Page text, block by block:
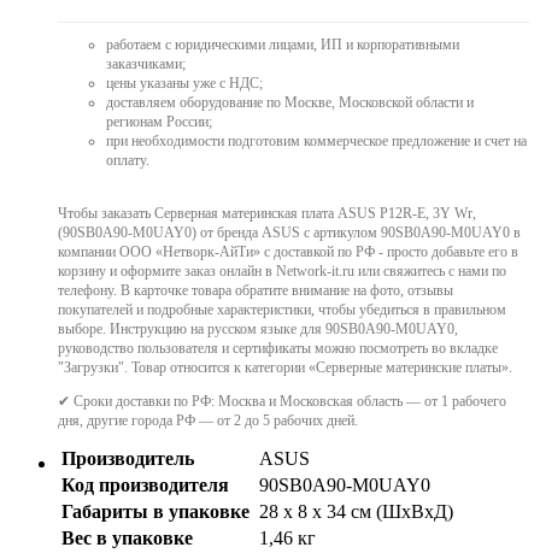
работаем с юридическими лицами, ИП и корпоративными
заказчиками;
цены указаны уже с НДС;
доставляем оборудование по Москве, Московской области и
регионам России;
при необходимости подготовим коммерческое предложение и счет на
оплату.
Чтобы заказать Серверная материнская плата ASUS P12R-E, 3Y Wr,
(90SB0A90-M0UAY0) от бренда ASUS с артикулом 90SB0A90-M0UAY0 в
компании ООО «Нетворк-АйТи» с доставкой по РФ - просто добавьте его в
корзину и оформите заказ онлайн в Network-it.ru или свяжитесь с нами по
телефону. В карточке товара обратите внимание на фото, отзывы
покупателей и подробные характеристики, чтобы убедиться в правильном
выборе. Инструкцию на русском языке для 90SB0A90-M0UAY0,
руководство пользователя и сертификаты можно посмотреть во вкладке
"Загрузки". Товар относится к категории «Серверные материнские платы».
✔ Сроки доставки по РФ: Москва и Московская область — от 1 рабочего
дня, другие города РФ — от 2 до 5 рабочих дней.
Производитель
ASUS
Код производителя
90SB0A90-M0UAY0
Габариты в упаковке 28 x 8 x 34 см (ШхВхД)
Вес в упаковке
1,46 кг